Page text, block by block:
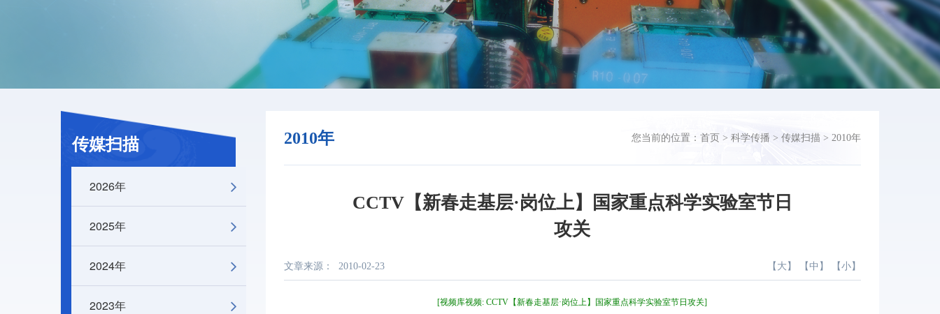
传媒扫描
2026年
2025年
2024年
2023年
2010年 您当前的位置： 首页 > 科学传播 > 传媒扫描 > 2010年
CCTV【新春走基层·岗位上】国家重点科学实验室节日
攻关
文章来源： 2010-02-23 【 大 】 【中 】 【小】
[视频库视频: CCTV【新春走基层·岗位上】国家重点科学实验室节日攻关]